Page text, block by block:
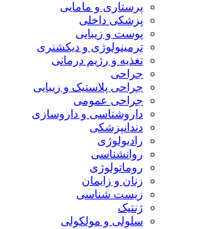
پرستاری و مامایی
پزشکی داخلی
پوست و زیبایی
ترمینولوژی و دیکشنری
تغذیه و رژیم درمانی
جراحی
جراحی پلاستیک و زیبایی
جراحی عمومی
داروشناسی و داروسازی
دندانپزشکی
رادیولوژی
روانشناسی
روماتولوژی
زنان و زایمان
زیست شناسی
ژنتیک
سلولی و مولکولی